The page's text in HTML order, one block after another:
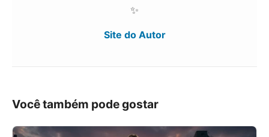
✨
Site do Autor
Você também pode gostar